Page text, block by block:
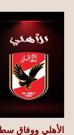
الأهلي ووفاق